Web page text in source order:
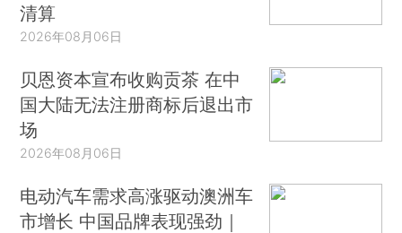
清算
2026年08月06日
贝恩资本宣布收购贡茶 在中
国大陆无法注册商标后退出市
场
2026年08月06日
电动汽车需求高涨驱动澳洲车
市增长 中国品牌表现强劲｜